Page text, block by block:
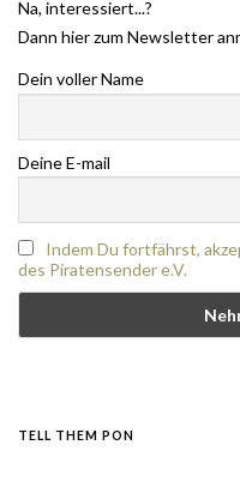
Na, interessiert...?
Dann hier zum Newsletter
Dein voller Name
Deine E-mail
Indem Du fortfährst,
des Piratensender e.V.
TELL THEM PON